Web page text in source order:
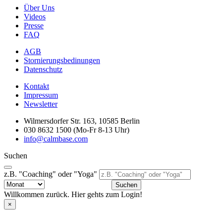
Über Uns
Videos
Presse
FAQ
AGB
Stornierungsbedinungen
Datenschutz
Kontakt
Impressum
Newsletter
Wilmersdorfer Str. 163, 10585 Berlin
030 8632 1500 (Mo-Fr 8-13 Uhr)
info@calmbase.com
Suchen
z.B. "Coaching" oder "Yoga"
Suchen
Willkommen zurück. Hier gehts zum Login!
×